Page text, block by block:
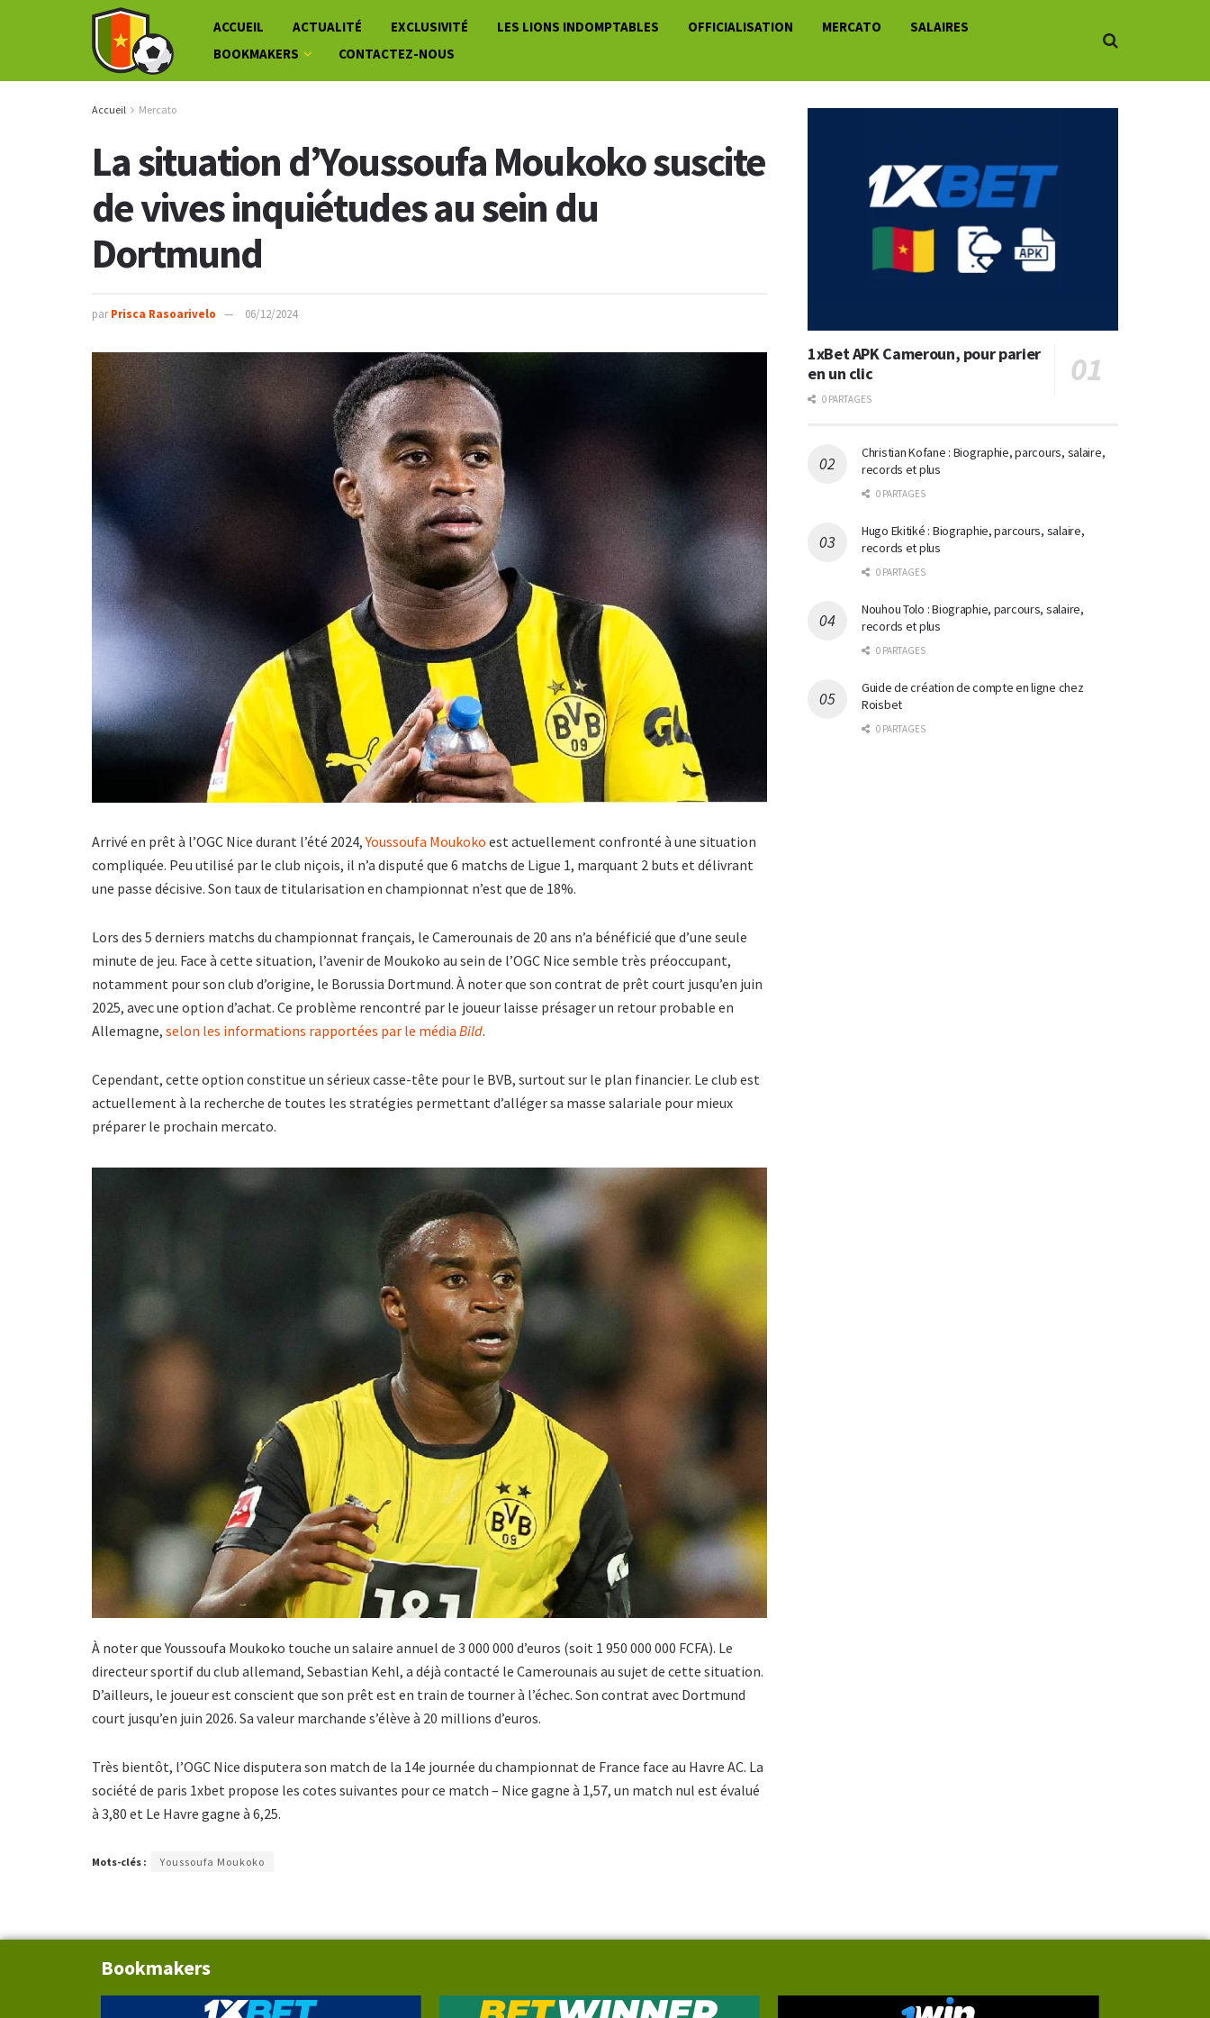
ACCUEIL ACTUALITÉ EXCLUSIVITÉ LES LIONS INDOMPTABLES OFFICIALISATION MERCATO
SALAIRES
BOOKMAKERS
CONTACTEZ-NOUS
Accueil Mercato
La situation d’Youssoufa Moukoko suscite
de vives inquiétudes au sein du
Dortmund
par Prisca Rasoarivelo 06/12/2024
Arrivé en prêt à l’OGC Nice durant l’été 2024,Youssoufa Moukoko est actuellement confronté à une situation
compliquée. Peu utilisé par le club niçois, il n’a disputé que 6 matchs de Ligue 1, marquant 2 buts et délivrant
une passe décisive. Son taux de titularisation en championnat n’est que de 18%.
Lors des 5 derniers matchs du championnat français, le Camerounais de 20 ans n’a bénéficié que d’une seule
minute de jeu. Face à cette situation, l’avenir de Moukoko au sein de l’OGC Nice semble très préoccupant,
notamment pour son club d’origine, le Borussia Dortmund. À noter que son contrat de prêt court jusqu’en juin
2025, avec une option d’achat. Ce problème rencontré par le joueur laisse présager un retour probable en
Allemagne, selon les informations rapportées par le média Bild.
Cependant, cette option constitue un sérieux casse-tête pour le BVB, surtout sur le plan financier. Le club est
actuellement à la recherche de toutes les stratégies permettant d’alléger sa masse salariale pour mieux
préparer le prochain mercato.
À noter que Youssoufa Moukoko touche un salaire annuel de 3 000 000 d’euros (soit 1 950 000 000 FCFA). Le
directeur sportif du club allemand, Sebastian Kehl, a déjà contacté le Camerounais au sujet de cette situation.
D’ailleurs, le joueur est conscient que son prêt est en train de tourner à l’échec. Son contrat avec Dortmund
court jusqu’en juin 2026. Sa valeur marchande s’élève à 20 millions d’euros.
Très bientôt, l’OGC Nice disputera son match de la 14e journée du championnat de France face au Havre AC. La
société de paris 1xbet propose les cotes suivantes pour ce match – Nice gagne à 1,57, un match nul est évalué
à 3,80 et Le Havre gagne à 6,25.
Mots-clés : Youssoufa Moukoko
1xBet APK Cameroun, pour parier
en un clic
0 PARTAGES
Christian Kofane : Biographie, parcours, salaire,
records et plus
0 PARTAGES
Hugo Ekitiké : Biographie, parcours, salaire,
records et plus
0 PARTAGES
Nouhou Tolo : Biographie, parcours, salaire,
records et plus
0 PARTAGES
Guide de création de compte en ligne chez
Roisbet
0 PARTAGES
Bookmakers